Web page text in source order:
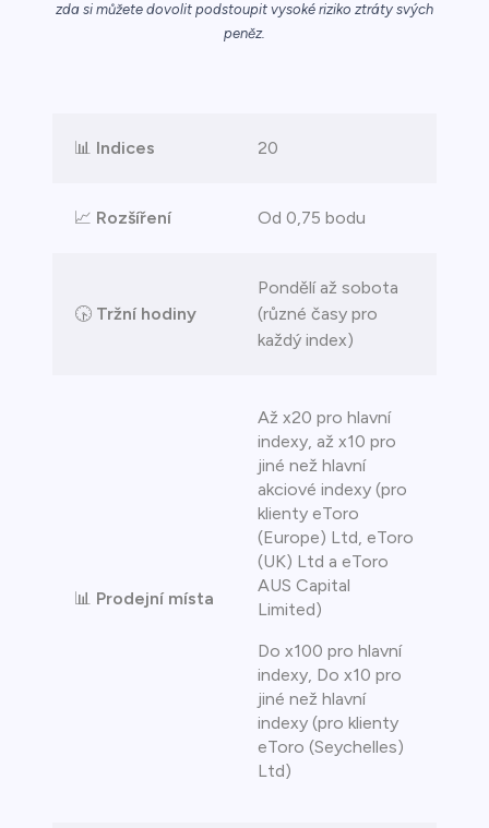
zda si můžete dovolit podstoupit vysoké riziko ztráty svých
peněz.
📊 Indices 20
📈 Rozšíření Od 0,75 bodu
🕟 Tržní hodiny
Pondělí až sobota
(různé časy pro
každý index)
📊 Prodejní místa
Až x20 pro hlavní
indexy, až x10 pro
jiné než hlavní
akciové indexy (pro
klienty eToro
(Europe) Ltd, eToro
(UK) Ltd a eToro
AUS Capital
Limited)
Do x100 pro hlavní
indexy, Do x10 pro
jiné než hlavní
indexy (pro klienty
eToro (Seychelles)
Ltd)